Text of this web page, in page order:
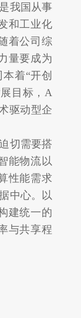
我国从事
和工业化
着公司综
量要成为
着“开创
目标，A
驱动型企
切需要搭
能物流以
性能需求
中心。以
建统一的
与共享程